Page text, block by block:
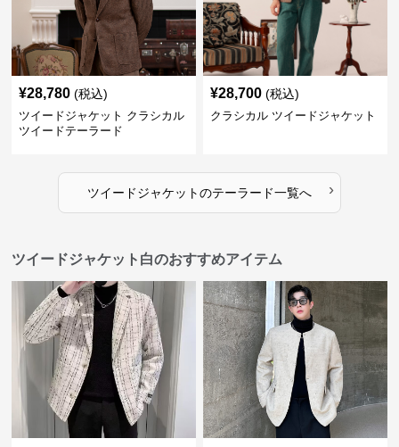
¥28,780 (税込)
ツイードジャケット クラシカル
ツイードテーラード
¥28,700 (税込)
クラシカル ツイードジャケット
ツイードジャケットのテーラード一覧へ ›
ツイードジャケット白のおすすめアイテム